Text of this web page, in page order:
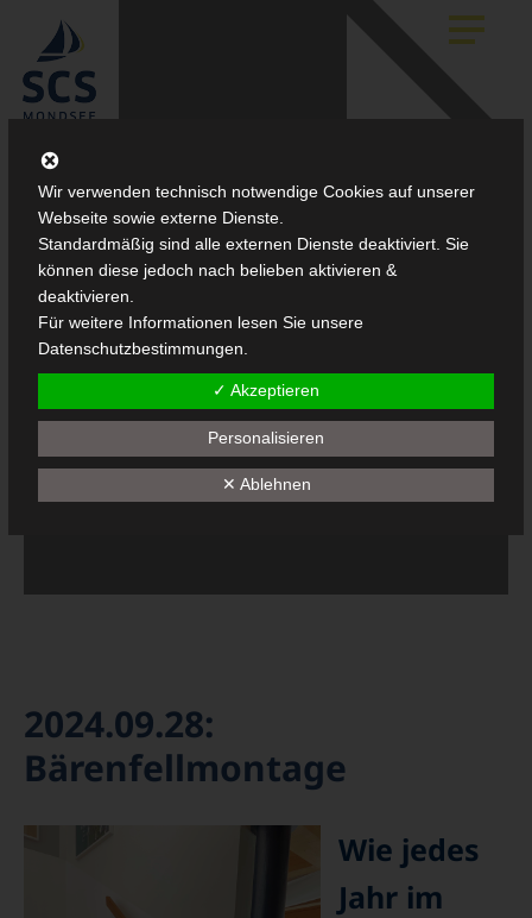
main
content
2024.09.28:
Bärenfellmontage
Wie jedes
Jahr im
Wir verwenden technisch notwendige Cookies auf unserer
Webseite sowie externe Dienste.
Standardmäßig sind alle externen Dienste deaktiviert. Sie
können diese jedoch nach belieben aktivieren &
deaktivieren.
Für weitere Informationen lesen Sie unsere
Datenschutzbestimmungen.
✓ Akzeptieren
Personalisieren
✕ Ablehnen